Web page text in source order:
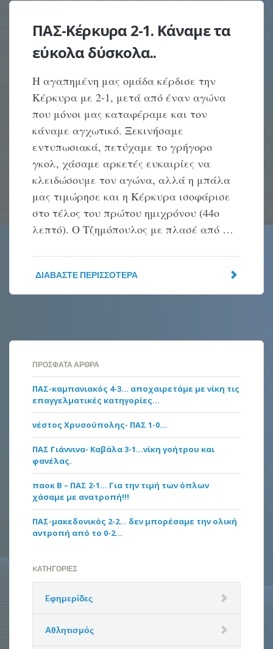
ΠΑΣ-Κέρκυρα 2-1. Κάναμε τα
εύκολα δύσκολα..
Η αγαπημένη μας ομάδα κέρδισε την
Κέρκυρα με 2-1, μετά από έναν αγώνα
που μόνοι μας καταφέραμε και τον
κάναμε αγχωτικό. Ξεκινήσαμε
εντυπωσιακά, πετύχαμε το γρήγορο
γκολ, χάσαμε αρκετές ευκαιρίες να
κλειδώσουμε τον αγώνα, αλλά η μπάλα
μας τιμώρησε και η Κέρκυρα ισοφάρισε
στο τέλος του πρώτου ημιχρόνου (44ο
λεπτό). Ο Τζημόπουλος με πλασέ από …
ΔΙΑΒΆΣΤΕ ΠΕΡΙΣΣΌΤΕΡΑ
ΠΡΌΣΦΑΤΑ ΆΡΘΡΑ
ΠΑΣ-καμπανιακός 4-3… αποχαιρετάμε με νίκη τις
επαγγελματικές κατηγορίες…
νέστος Χρυσούπολης- ΠΑΣ 1-0…
ΠΑΣ Γιάννινα- Καβάλα 3-1…νίκη γοήτρου και
φανέλας.
παοκ Β – ΠΑΣ 2-1… Για την τιμή των όπλων
χάσαμε με ανατροπή!!!
ΠΑΣ-μακεδονικός 2-2… δεν μπορέσαμε την ολική
αντροπή από το 0-2…
KΑΤΗΓΟΡΊΕΣ
Eφημερίδες
Αθλητισμός